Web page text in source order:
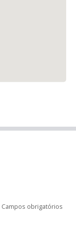
Campos obrigatórios